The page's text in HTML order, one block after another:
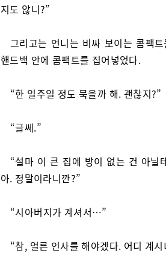
지도 않니?”
그리고는 언니는 비싸 보이는 콤팩
핸드백 안에 콤팩트를 집어넣었다.
“한 일주일 정도 묵을까 해. 괜찮지?”
“글쎄.”
“설마 이 큰 집에 방이 없는 건 아닐
아. 정말이라니깐?”
“시아버지가 계셔서…”
“참, 얼른 인사를 해야겠다. 어디 계